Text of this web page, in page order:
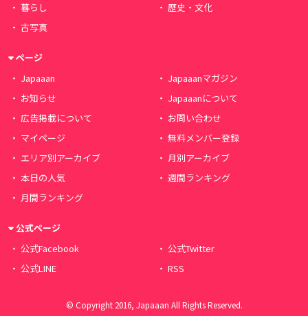
暮らし
歴史・文化
古写真
ページ
Japaaan
Japaaanマガジン
お知らせ
Japaaanについて
広告掲載について
お問い合わせ
マイページ
無料メンバー登録
エリア別アーカイブ
月別アーカイブ
本日の人気
週間ランキング
月間ランキング
公式ページ
公式Facebook
公式Twitter
公式LINE
RSS
© Copyright 2016, Japaaan All Rights Reserved.